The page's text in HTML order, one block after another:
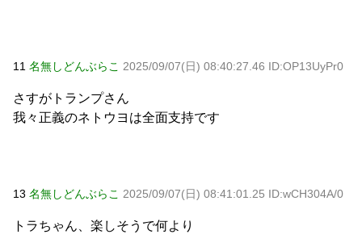
11 名無しどんぶらこ 2025/09/07(日) 08:40:27.46 ID:OP13UyPr0
さすがトランプさん
我々正義のネトウヨは全面支持です
13 名無しどんぶらこ 2025/09/07(日) 08:41:01.25 ID:wCH304A/0
トラちゃん、楽しそうで何より